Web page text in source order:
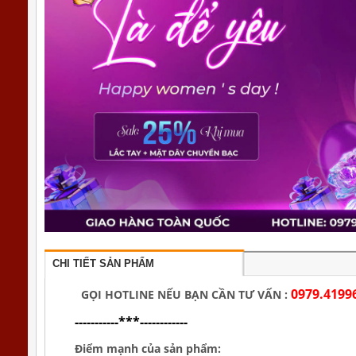
CHI TIẾT SẢN PHẨM
GỌI HOTLINE NẾU BẠN CẦN TƯ VẤN :
-----------***------------
Điểm mạnh của sản phẩm: